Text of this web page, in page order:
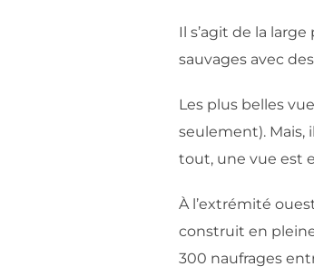
Il s’agit de la
sauvages avec
Les plus belles
seulement). Mais,
tout, une vue est
À l’extrémité
construit en pleine
300 naufrages